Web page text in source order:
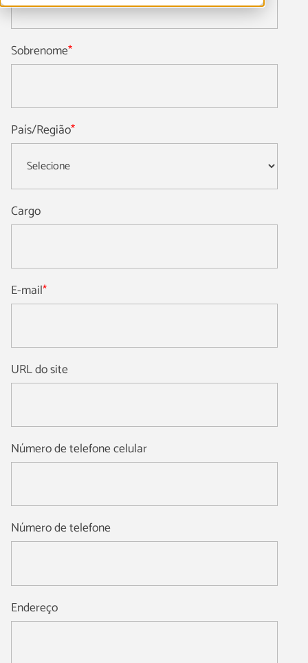
Sobrenome*
País/Região*
Cargo
E-mail*
URL do site
Número de telefone celular
Número de telefone
Endereço